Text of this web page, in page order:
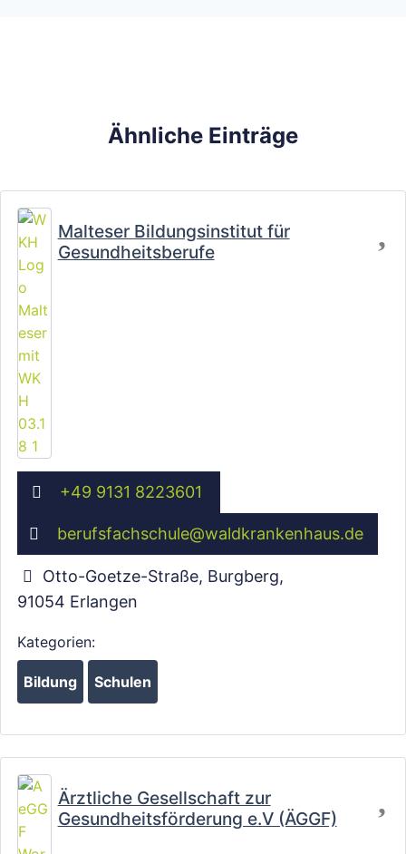
Ähnliche Einträge
Malteser Bildungsinstitut für
Gesundheitsberufe
+49 9131 8223601
berufsfachschule@waldkrankenhaus.de
Otto-Goetze-Straße, Burgberg,
91054 Erlangen
Kategorien:
Bildung Schulen
Ärztliche Gesellschaft zur
Gesundheitsförderung e.V (ÄGGF)